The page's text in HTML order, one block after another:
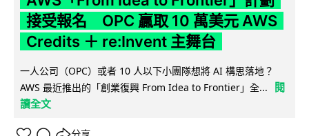
接受報名 OPC 贏取 10 萬美元 AWS
Credits ＋ re:Invent 主舞台
一人公司（OPC）或者 10 人以下小團隊想將 AI 構思落地？
AWS 最近推出的「創業復興 From Idea to Frontier」全...
閱
讀全文